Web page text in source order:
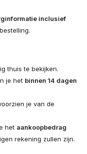
inclusief
thuis te bekijken.
je het binnen 14 dagen
je van de
het aankoopbedrag
rekening zullen zijn.